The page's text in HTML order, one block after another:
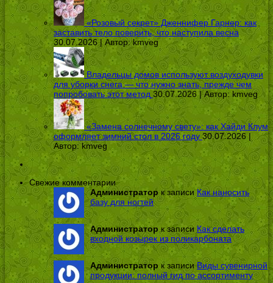
«Розовый секрет» Дженнифер Гарнер: как
заставить тело поверить, что наступила весна
30.07.2026 | Автор:kmveg
Владельцы домов используют воздуходувки
для уборки снега — что нужно знать, прежде чем
попробовать этот метод 30.07.2026 | Автор: kmveg
«Замена солнечному свету»: как Хайди Клум
оформляет зимний стол в 2026 году 30.07.2026 |
Автор:kmveg
Свежие комментарии
Администраторк записи Как наносить
базу для ногтей
Администраторк записиКак сделать
входной козырек из поликарбоната
Администратор к записиВиды сувенирной
продукции: полный гид по ассортименту